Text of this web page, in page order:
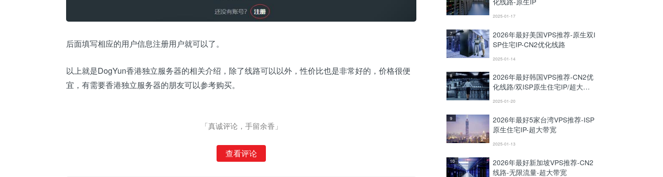
后面填写相应的用户信息注册用户就可以了。
以上就是DogYun香港独立服务器的相关介绍，除了线路可以以外，性价比也是非常好的，价格很便
宜，有需要香港独立服务器的朋友可以参考购买。
「真诚评论，手留余香」
查看评论
2025-01-17
7
2026年最好美国VPS推荐-原生双I
SP住宅IP-CN2优化线路
2025-01-14
8
2026年最好韩国VPS推荐-CN2优
化线路/双ISP原生住宅IP/超大带
2025-01-20
9
2026年最好5家台湾VPS推荐-ISP
原生住宅IP-超大带宽
2025-01-13
10
2026年最好新加坡VPS推荐-CN2
线路-无限流量-超大带宽